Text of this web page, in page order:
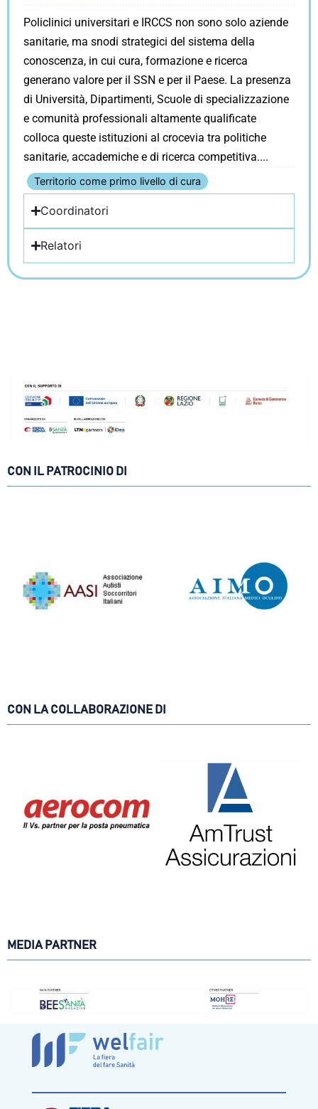
Policlinici universitari e IRCCS non sono solo aziende
sanitarie, ma snodi strategici del sistema della
conoscenza, in cui cura, formazione e ricerca
generano valore per il SSN e per il Paese. La presenza
di Università, Dipartimenti, Scuole di specializzazione
e comunità professionali altamente qualificate
colloca queste istituzioni al crocevia tra politiche
sanitarie, accademiche e di ricerca competitiva.
Territorio come primo livello di cura
Coordinatori
Relatori
CON IL PATROCINIO DI
CON LA COLLABORAZIONE DI
MEDIA PARTNER